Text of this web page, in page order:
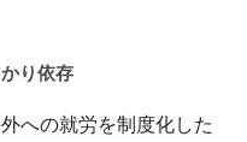
り依存
への就労を制度化した